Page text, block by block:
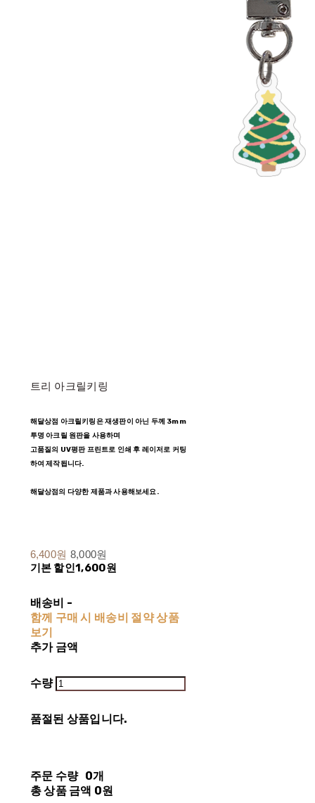
트리 아크릴키링
해달상점 아크릴키링은 재생판이 아닌 두께 3mm
투명 아크릴 원판을 사용하며
고품질의 UV평판 프린트로 인쇄 후 레이저로 커팅
하여 제작됩니다.
해달상점의 다양한 제품과 사용해보세요.
6,400원 8,000원
기본 할인1,600원
배송비 -
함께 구매 시 배송비 절약 상품
보기
추가 금액
수량
품절된 상품입니다.
주문 수량 0개
총 상품 금액 0원